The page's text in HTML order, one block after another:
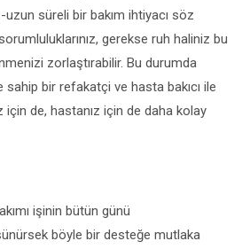
süreli bir bakım ihtiyacı söz
gerekse ruh haliniz bu
zorlaştırabilir. Bu durumda
bir refakatçi ve hasta bakıcı ile
de, hastanız için de daha kolay
işinin bütün günü
böyle bir desteğe mutlaka